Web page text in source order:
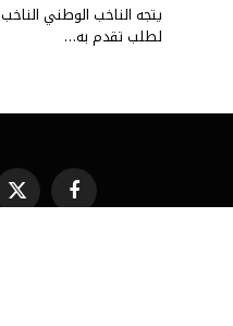
يتجه الناخب الوطني
لطلب تقدم به…
فيسبوك X